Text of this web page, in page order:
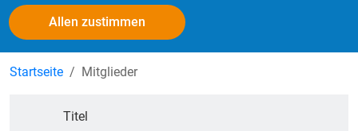
Allen zustimmen
Startseite Mitglieder
Titel